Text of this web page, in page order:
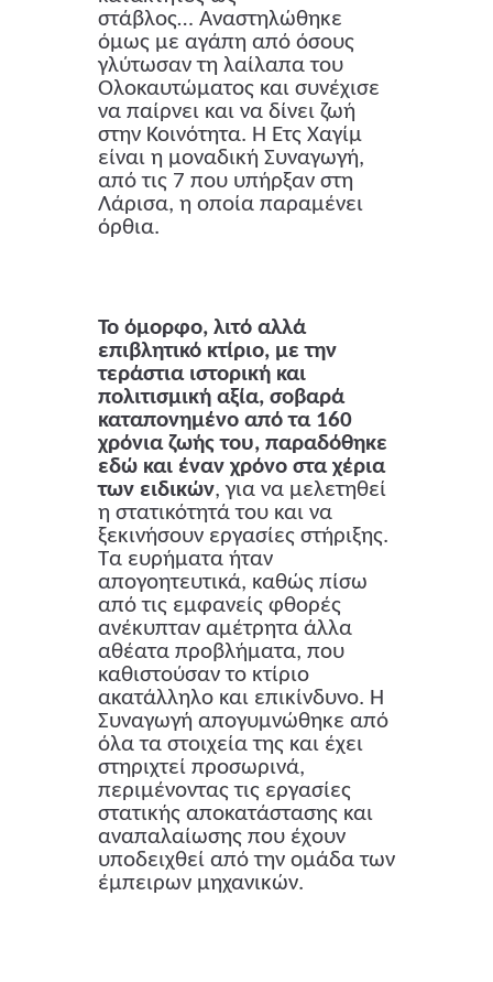
στάβλος… Αναστηλώθηκε
όμως με αγάπη από όσους
γλύτωσαν τη λαίλαπα του
Ολοκαυτώματος και συνέχισε
να παίρνει και να δίνει ζωή
στην Κοινότητα. Η Ετς Χαγίμ
είναι η μοναδική Συναγωγή,
από τις 7 που υπήρξαν στη
Λάρισα, η οποία παραμένει
όρθια.
Το όμορφο, λιτό αλλά
επιβλητικό κτίριο, με την
τεράστια ιστορική και
πολιτισμική αξία, σοβαρά
καταπονημένο από τα 160
χρόνια ζωής του, παραδόθηκε
εδώ και έναν χρόνο στα χέρια
των ειδικών, για να μελετηθεί
η στατικότητά του και να
ξεκινήσουν εργασίες στήριξης.
Τα ευρήματα ήταν
απογοητευτικά, καθώς πίσω
από τις εμφανείς φθορές
ανέκυπταν αμέτρητα άλλα
αθέατα προβλήματα, που
καθιστούσαν το κτίριο
ακατάλληλο και επικίνδυνο. Η
Συναγωγή απογυμνώθηκε από
όλα τα στοιχεία της και έχει
στηριχτεί προσωρινά,
περιμένοντας τις εργασίες
στατικής αποκατάστασης και
αναπαλαίωσης που έχουν
υποδειχθεί από την ομάδα των
έμπειρων μηχανικών.